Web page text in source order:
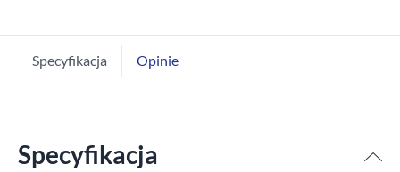
Specyfikacja Opinie
Specyfikacja